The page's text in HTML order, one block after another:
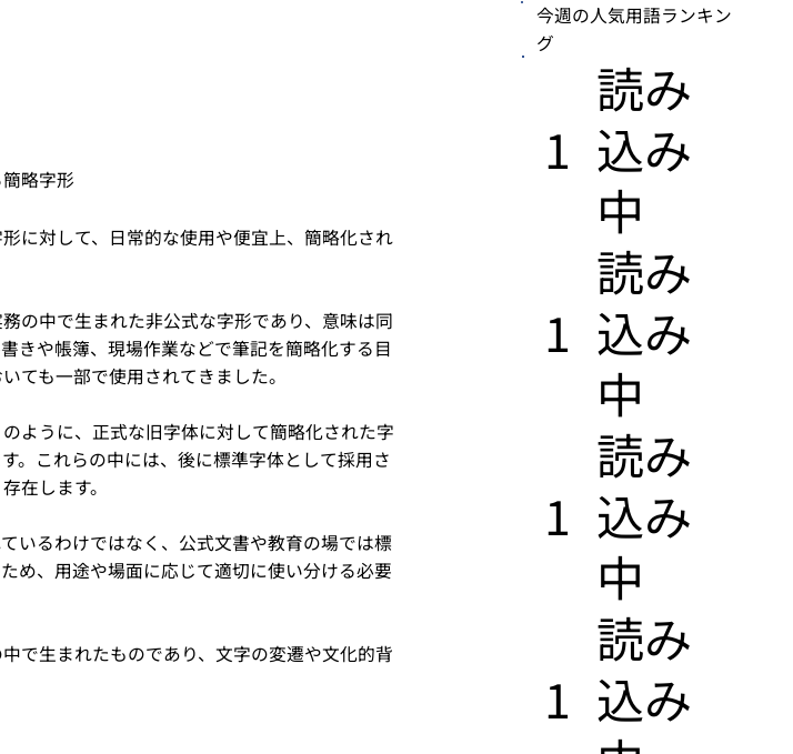
略字形
に対して、日常的な使用や便宜上、簡略化され
の中で生まれた非公式な字形であり、意味は同
きや帳簿、現場作業などで筆記を簡略化する目
ても一部で使用されてきました。
ように、正式な旧字体に対して簡略化された字
。これらの中には、後に標準字体として採用さ
在します。
いるわけではなく、公式文書や教育の場では標
め、用途や場面に応じて適切に使い分ける必要
で生まれたものであり、文字の変遷や文化的背
今週の人気用語ランキン
グ
1
​読み
込み
中
1
​読み
込み
中
1
​読み
込み
中
1
​読み
込み